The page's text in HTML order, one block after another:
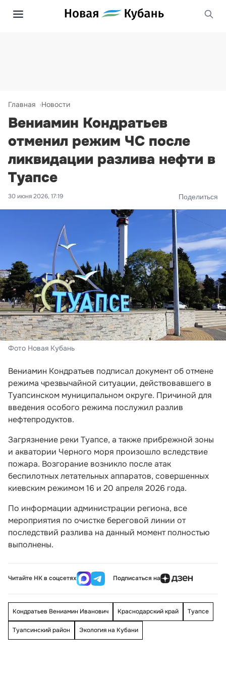
Главная Новости
Вениамин Кондратьев
отменил режим ЧС после
ликвидации разлива нефти в
Туапсе
30 июня 2026, 17:19 Поделиться
Фото Новая Кубань
Вениамин Кондратьев подписал документ об отмене
режима чрезвычайной ситуации, действовавшего в
Туапсинском муниципальном округе. Причиной для
введения особого режима послужил разлив
нефтепродуктов.
Загрязнение реки Туапсе, а также прибрежной зоны
и акватории Черного моря произошло вследствие
пожара. Возгорание возникло после атак
беспилотных летательных аппаратов, совершенных
киевским режимом 16 и 20 апреля 2026 года.
По информации администрации региона, все
мероприятия по очистке береговой линии от
последствий разлива на данный момент полностью
выполнены.
Читайте НК в соцсетях Подписаться на
Кондратьев Вениамин Иванович Краснодарский край Туапсе
Туапсинский район Экология на Кубани